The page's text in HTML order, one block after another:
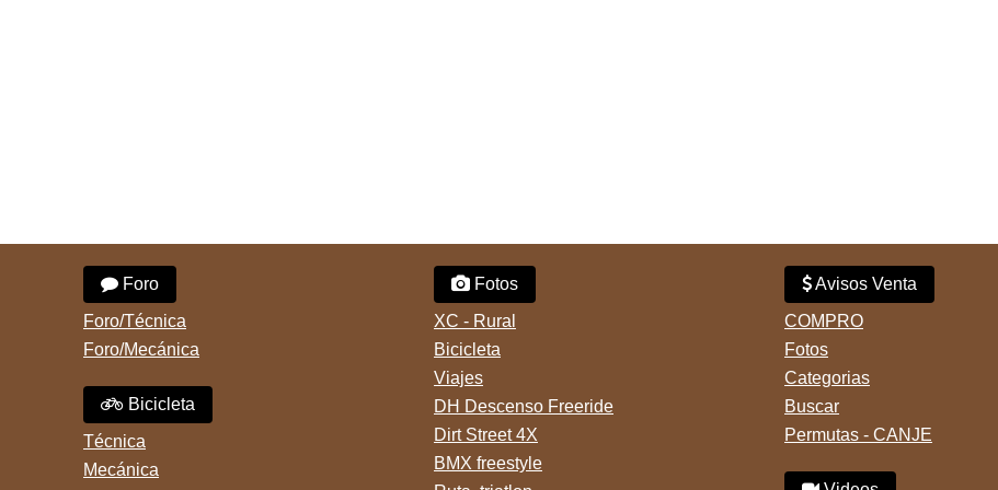
Foro
Foro/Técnica
Foro/Mecánica
Bicicleta
Técnica
Mecánica
Fotos
XC - Rural
Bicicleta
Viajes
DH Descenso Freeride
Dirt Street 4X
BMX freestyle
Avisos Venta
COMPRO
Fotos
Categorias
Buscar
Permutas - CANJE